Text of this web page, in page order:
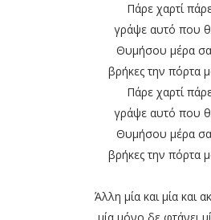
Πάρε χαρτί
γράψε αυτό που
Θυμήσου μέρα
βρήκες την πόρτα
Πάρε χαρτί
γράψε αυτό που
Θυμήσου μέρα
βρήκες την πόρτα
Άλλη μία και μία και